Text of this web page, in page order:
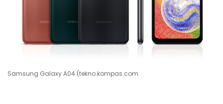
Samsung Galaxy A04 (tekno.kompas.com